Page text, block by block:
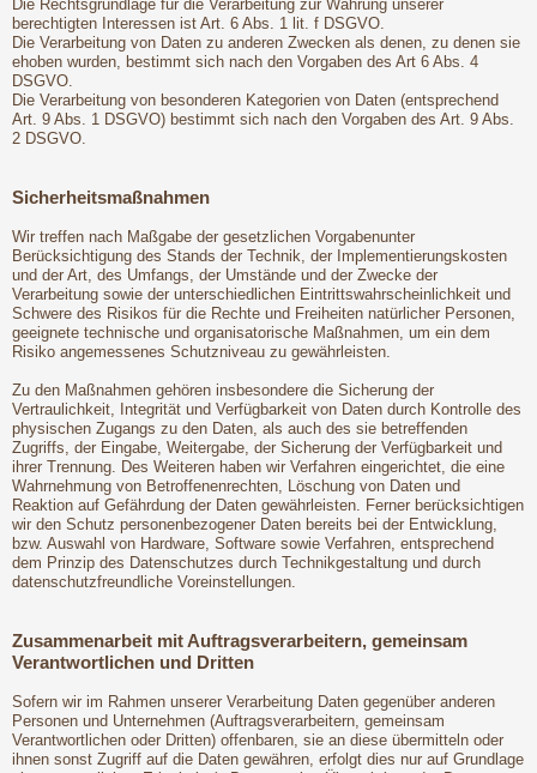
Die Rechtsgrundlage für die Verarbeitung zur Wahrung unserer
berechtigten Interessen ist Art. 6 Abs. 1 lit. f DSGVO.
Die Verarbeitung von Daten zu anderen Zwecken als denen, zu denen sie
ehoben wurden, bestimmt sich nach den Vorgaben des Art 6 Abs. 4
DSGVO.
Die Verarbeitung von besonderen Kategorien von Daten (entsprechend
Art. 9 Abs. 1 DSGVO) bestimmt sich nach den Vorgaben des Art. 9 Abs.
2 DSGVO.
Sicherheitsmaßnahmen
Wir treffen nach Maßgabe der gesetzlichen Vorgabenunter
Berücksichtigung des Stands der Technik, der Implementierungskosten
und der Art, des Umfangs, der Umstände und der Zwecke der
Verarbeitung sowie der unterschiedlichen Eintrittswahrscheinlichkeit und
Schwere des Risikos für die Rechte und Freiheiten natürlicher Personen,
geeignete technische und organisatorische Maßnahmen, um ein dem
Risiko angemessenes Schutzniveau zu gewährleisten.
Zu den Maßnahmen gehören insbesondere die Sicherung der
Vertraulichkeit, Integrität und Verfügbarkeit von Daten durch Kontrolle des
physischen Zugangs zu den Daten, als auch des sie betreffenden
Zugriffs, der Eingabe, Weitergabe, der Sicherung der Verfügbarkeit und
ihrer Trennung. Des Weiteren haben wir Verfahren eingerichtet, die eine
Wahrnehmung von Betroffenenrechten, Löschung von Daten und
Reaktion auf Gefährdung der Daten gewährleisten. Ferner berücksichtigen
wir den Schutz personenbezogener Daten bereits bei der Entwicklung,
bzw. Auswahl von Hardware, Software sowie Verfahren, entsprechend
dem Prinzip des Datenschutzes durch Technikgestaltung und durch
datenschutzfreundliche Voreinstellungen.
Zusammenarbeit mit Auftragsverarbeitern, gemeinsam
Verantwortlichen und Dritten
Sofern wir im Rahmen unserer Verarbeitung Daten gegenüber anderen
Personen und Unternehmen (Auftragsverarbeitern, gemeinsam
Verantwortlichen oder Dritten) offenbaren, sie an diese übermitteln oder
ihnen sonst Zugriff auf die Daten gewähren, erfolgt dies nur auf Grundlage